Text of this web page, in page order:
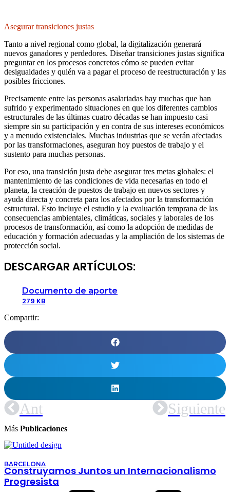
Asegurar transiciones justas
Tanto a nivel regional como global, la digitalización generará
nuevos ganadores y perdedores. Diseñar transiciones justas significa
preguntar en los procesos concretos cómo se pueden evitar
desigualdades y quién va a pagar el proceso de reestructuración y las
posibles fricciones.
Precisamente entre las personas asalariadas hay muchas que han
sufrido y experimentado situaciones en que los diferentes cambios
estructurales de las últimas cuatro décadas se han impuesto casi
siempre sin su participación y en contra de sus intereses económicos
y a menudo existenciales. Muchas industrias que se verán afectadas
por las transformaciones, aseguran hoy puestos de trabajo y el
sustento para muchas personas.
Por eso, una transición justa debe asegurar tres metas globales: el
mantenimiento de las condiciones de vida necesarias en todo el
planeta, la creación de puestos de trabajo en nuevos sectores y
ayuda directa y concreta para los afectados por la transformación
estructural. Esto incluye el estudio y la evaluación temprana de las
consecuencias ambientales, climáticas, sociales y laborales de los
procesos de transformación, así como la adopción de medidas de
educación y formación adecuadas y la ampliación de los sistemas de
protección social.
DESCARGAR ARTÍCULOS:
Documento de aporte
279 KB
Compartir:
Ant Siguiente
Más Publicaciones
BARCELONA
Construyamos Juntos un Internacionalismo
Progresista